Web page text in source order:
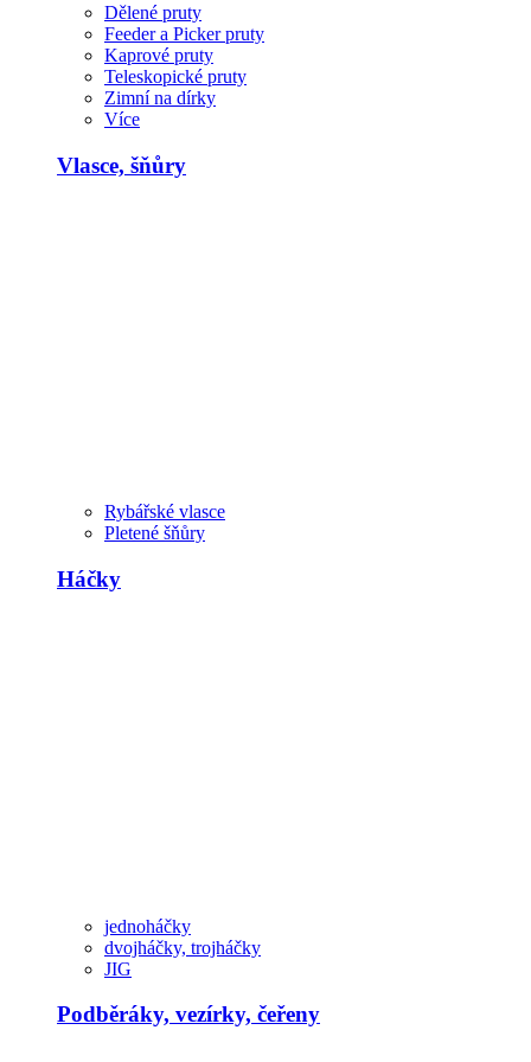
Dělené pruty
Feeder a Picker pruty
Kaprové pruty
Teleskopické pruty
Zimní na dírky
Více
Vlasce, šňůry
Rybářské vlasce
Pletené šňůry
Háčky
jednoháčky
dvojháčky, trojháčky
JIG
Podběráky, vezírky, čeřeny